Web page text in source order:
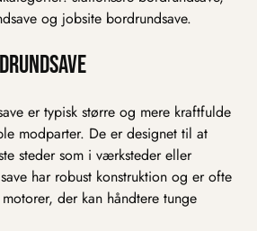
og jobsite bordrundsave.
er typisk større og mere kraftfulde
modparter. De er designet til at
steder som i værksteder eller
har robust konstruktion og er ofte
der kan håndtere tunge